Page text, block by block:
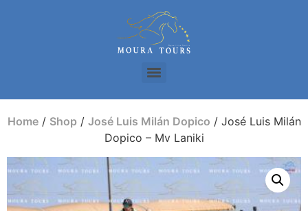
Home/ Shop/ José Luis Milán Dopico / José Luis Milán
Dopico – Mv Laniki